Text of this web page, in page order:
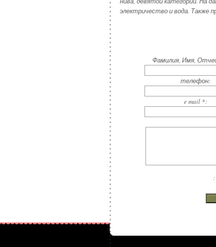
электричество и вода. Также
Фамилия, Имя,
телефон:
e mail *:
: